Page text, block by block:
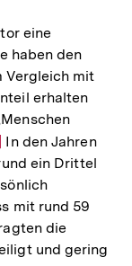
eine
haben den
Vergleich mit
erhalten
In den Jahren
ein Drittel
mit rund 59
die
und gering